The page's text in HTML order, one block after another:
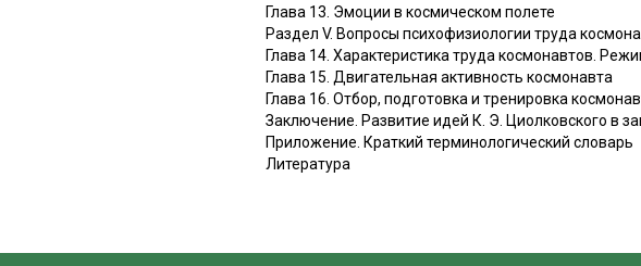
Глава 13. Эмоции в космическом полете
Раздел V. Вопросы психофизиологии труда
Глава 14. Характеристика труда космонавтов.
Глава 15. Двигательная активность космонавта
Глава 16. Отбор, подготовка и тренировка
Заключение. Развитие идей К. Э. Циолковского в
Приложение. Краткий терминологический словарь
Литература